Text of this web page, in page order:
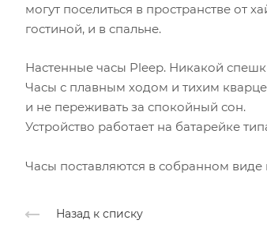
могут поселиться в пространстве от
гостиной, и в спальне.
Настенные часы Pleep. Никакой
Часы с плавным ходом и тихим
и не переживать за спокойный сон.
Устройство работает на батарейке
Часы поставляются в собранном
Назад к списку